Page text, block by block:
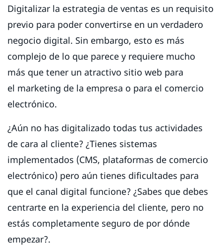
Digitalizar la estrategia de ventas es un requisito
previo para poder convertirse en un verdadero
negocio digital. Sin embargo, esto es más
complejo de lo que parece y requiere mucho
más que tener un atractivo sitio web para
el marketing de la empresa o para el comercio
electrónico.
¿Aún no has digitalizado todas tus actividades
de cara al cliente? ¿Tienes sistemas
implementados (CMS, plataformas de comercio
electrónico) pero aún tienes dificultades para
que el canal digital funcione? ¿Sabes que debes
centrarte en la experiencia del cliente, pero no
estás completamente seguro de por dónde
empezar?.